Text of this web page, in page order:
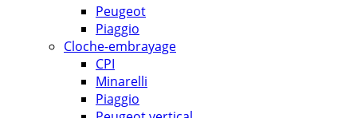
Peugeot
Piaggio
Cloche-embrayage
CPI
Minarelli
Piaggio